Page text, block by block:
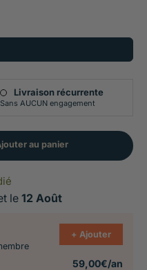
exceptionnelle, faible
goût ni additifs
de référence pour les
les protéines courantes
Livraison récurrente
Sans AUCUN engagement
au panier
le 12 Août
+ Ajouter
59,00€/an